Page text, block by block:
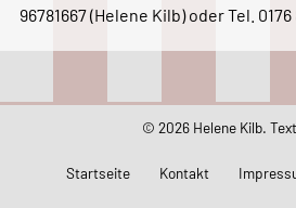
96781667 (Helene Kilb) oder Tel.
© 2026 Helene Kilb.
Startseite Kontakt